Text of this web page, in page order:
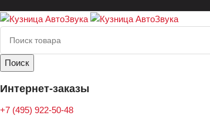
Поиск
Интернет-заказы
+7 (495) 922-50-48